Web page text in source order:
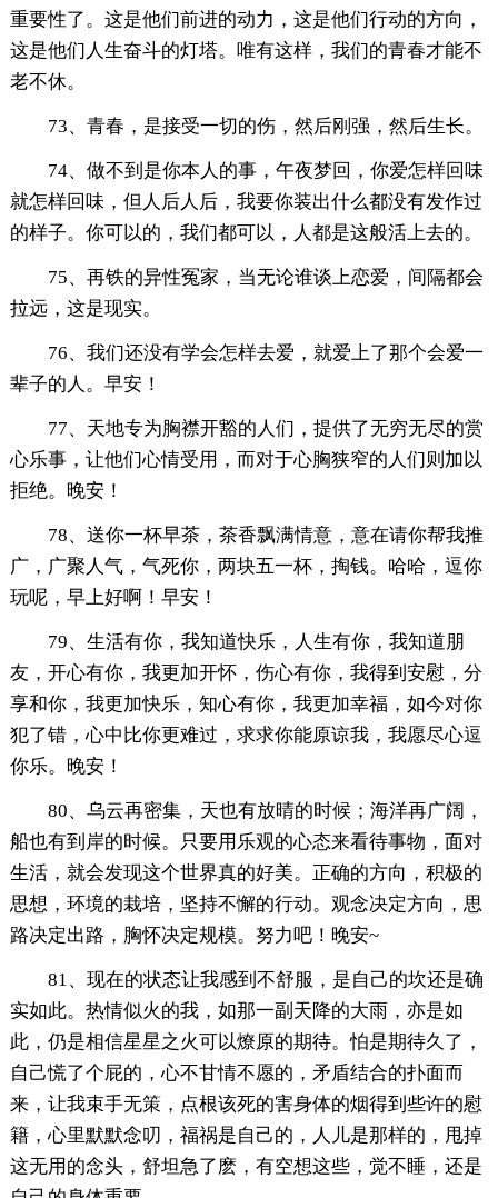
重要性了。这是他们前进的动力，这是他们行动的方向，
这是他们人生奋斗的灯塔。唯有这样，我们的青春才能不
老不休。
73、青春，是接受一切的伤，然后刚强，然后生长。
74、做不到是你本人的事，午夜梦回，你爱怎样回味
就怎样回味，但人后人后，我要你装出什么都没有发作过
的样子。你可以的，我们都可以，人都是这般活上去的。
75、再铁的异性冤家，当无论谁谈上恋爱，间隔都会
拉远，这是现实。
76、我们还没有学会怎样去爱，就爱上了那个会爱一
辈子的人。早安！
77、天地专为胸襟开豁的人们，提供了无穷无尽的赏
心乐事，让他们心情受用，而对于心胸狭窄的人们则加以
拒绝。晚安！
78、送你一杯早茶，茶香飘满情意，意在请你帮我推
广，广聚人气，气死你，两块五一杯，掏钱。哈哈，逗你
玩呢，早上好啊！早安！
79、生活有你，我知道快乐，人生有你，我知道朋
友，开心有你，我更加开怀，伤心有你，我得到安慰，分
享和你，我更加快乐，知心有你，我更加幸福，如今对你
犯了错，心中比你更难过，求求你能原谅我，我愿尽心逗
你乐。晚安！
80、乌云再密集，天也有放晴的时候；海洋再广阔，
船也有到岸的时候。只要用乐观的心态来看待事物，面对
生活，就会发现这个世界真的好美。正确的方向，积极的
思想，环境的栽培，坚持不懈的行动。观念决定方向，思
路决定出路，胸怀决定规模。努力吧！晚安~
81、现在的状态让我感到不舒服，是自己的坎还是确
实如此。热情似火的我，如那一副天降的大雨，亦是如
此，仍是相信星星之火可以燎原的期待。怕是期待久了，
自己慌了个屁的，心不甘情不愿的，矛盾结合的扑面而
来，让我束手无策，点根该死的害身体的烟得到些许的慰
籍，心里默默念叨，福祸是自己的，人儿是那样的，甩掉
这无用的念头，舒坦急了麽，有空想这些，觉不睡，还是